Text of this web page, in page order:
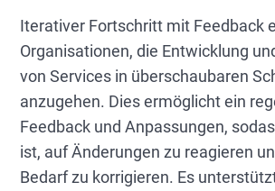
Iterativer Fortschritt mit Feedback
Organisationen, die Entwicklung
von Services in überschaubaren
anzugehen. Dies ermöglicht ein
Feedback und Anpassungen,
ist, auf Änderungen zu reagieren
Bedarf zu korrigieren. Es